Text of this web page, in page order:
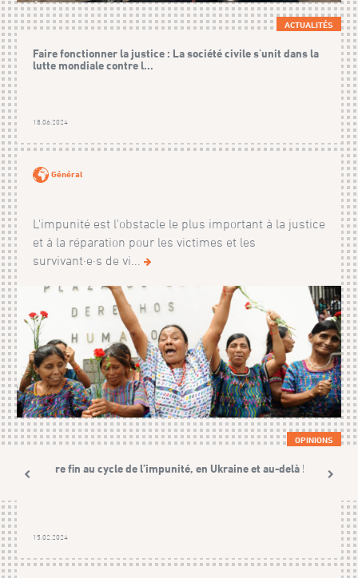
ACTUALITÉS
Faire fonctionner la justice : La société civile s'unit dans la
lutte mondiale contre l...
18.06.2024
Général
L'impunité est l'obstacle le plus important à la justice
et à la réparation pour les victimes et les
survivant·e·s de vi...
OPINIONS
Mettre fin au cycle de l’impunité, en Ukraine et au-delà !
15.02.2024